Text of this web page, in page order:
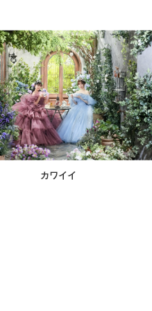
カワイイ